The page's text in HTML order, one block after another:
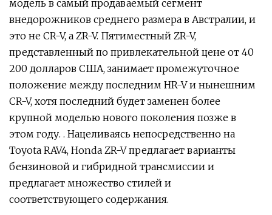
модель в самый продаваемый сегмент
внедорожников среднего размера в Австралии, и
это не CR-V, а ZR-V. Пятиместный ZR-V,
представленный по привлекательной цене от 40
200 долларов США, занимает промежуточное
положение между последним HR-V и нынешним
CR-V, хотя последний будет заменен более
крупной моделью нового поколения позже в
этом году. . Нацеливаясь непосредственно на
Toyota RAV4, Honda ZR-V предлагает варианты
бензиновой и гибридной трансмиссии и
предлагает множество стилей и
соответствующего содержания.